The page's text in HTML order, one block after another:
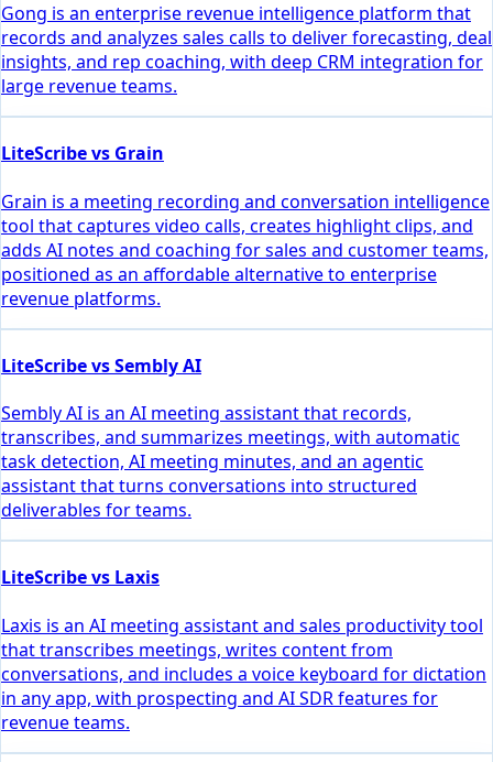
Gong is an enterprise revenue intelligence platform that
records and analyzes sales calls to deliver forecasting, deal
insights, and rep coaching, with deep CRM integration for
large revenue teams.
LiteScribe vs Grain
Grain is a meeting recording and conversation intelligence
tool that captures video calls, creates highlight clips, and
adds AI notes and coaching for sales and customer teams,
positioned as an affordable alternative to enterprise
revenue platforms.
LiteScribe vs Sembly AI
Sembly AI is an AI meeting assistant that records,
transcribes, and summarizes meetings, with automatic
task detection, AI meeting minutes, and an agentic
assistant that turns conversations into structured
deliverables for teams.
LiteScribe vs Laxis
Laxis is an AI meeting assistant and sales productivity tool
that transcribes meetings, writes content from
conversations, and includes a voice keyboard for dictation
in any app, with prospecting and AI SDR features for
revenue teams.